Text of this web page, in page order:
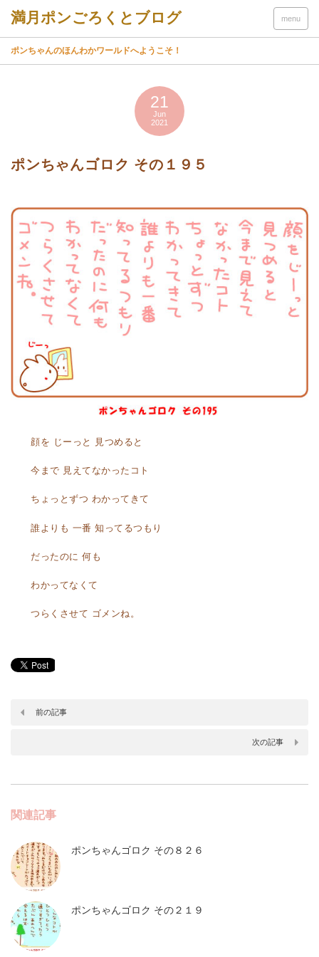
menu
ポンちゃんのほんわかワールドへようこそ！
21
Jun
2021
ポンちゃんゴロク その１９５
顔を じーっと 見つめると
今まで 見えてなかったコト
ちょっとずつ わかってきて
誰よりも 一番 知ってるつもり
だったのに 何も
わかってなくて
つらくさせて ゴメンね。
前の記事
次の記事
関連記事
ポンちゃんゴロク その８２６
ポンちゃんゴロク その２１９